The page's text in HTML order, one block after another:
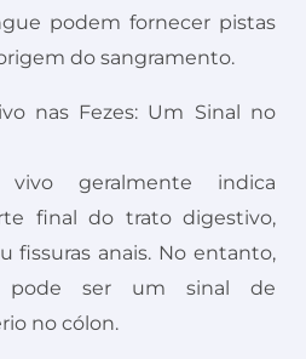
podem fornecer pistas
do sangramento.
nas Fezes: Um Sinal no
vivo geralmente indica
final do trato digestivo,
fissuras anais. No entanto,
pode ser um sinal de
no cólon.